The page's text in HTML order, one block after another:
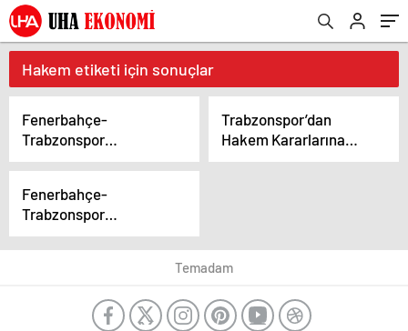
Hakem etiketi için sonuçlar
Fenerbahçe-
Trabzonspor
Derbisinde VAR Kaosu:
Karar
Trabzonspor’dan
Hakem Kararlarına
Sert Tepki: “Artık
Fenerbahçe-
Trabzonspor
Derbisinde VAR
Kararları Tartışma
Temadam